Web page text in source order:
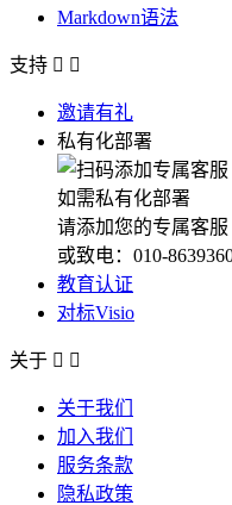
Markdown语法
支持  
邀请有礼
私有化部署
如需私有化部署
请添加您的专属客服
或致电：010-
教育认证
对标Visio
关于  
关于我们
加入我们
服务条款
隐私政策